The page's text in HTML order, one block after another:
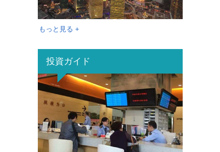
もっと見る +
投資ガイド